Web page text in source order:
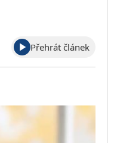
Přehrát článek